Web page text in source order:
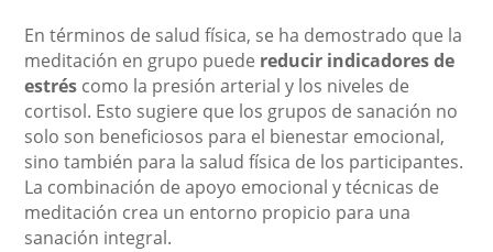
En términos de salud física, se ha demostrado que la
meditación en grupo puede reducir indicadores de
estrés como la presión arterial y los niveles de
cortisol. Esto sugiere que los grupos de sanación no
solo son beneficiosos para el bienestar emocional,
sino también para la salud física de los participantes.
La combinación de apoyo emocional y técnicas de
meditación crea un entorno propicio para una
sanación integral.